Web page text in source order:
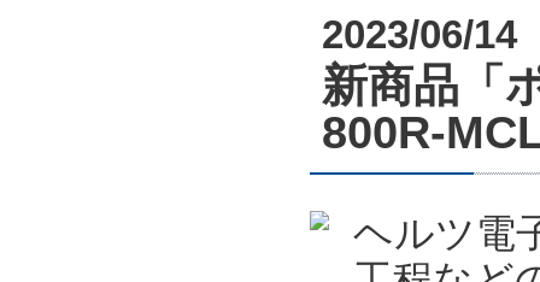
2023/06/14
新商品「
800R-
ヘルツ電